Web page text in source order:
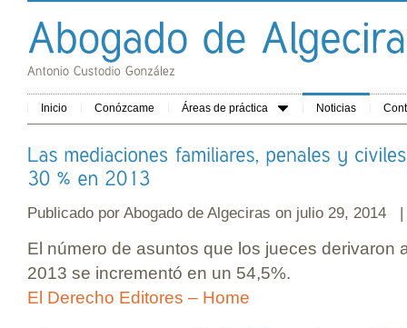
Inicio Conózcame Áreas de práctica Noticias
Publicado por Abogado de Algeciras on julio 29, 2014
El número de asuntos que los jueces derivaron
2013 se incrementó en un 54,5%.
El Derecho Editores – Home